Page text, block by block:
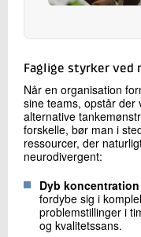
Faglige styrker ved
Når en organisation
sine teams, opstår
alternative
forskelle, bør man i
ressourcer, der
neurodivergent:
Dyb
fordybe sig i
problemstillinger i
og kvalitetssans.